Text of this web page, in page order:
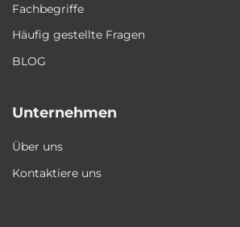
Fachbegriffe
Häufig gestellte Fragen
BLOG
Unternehmen
Über uns
Kontaktiere uns